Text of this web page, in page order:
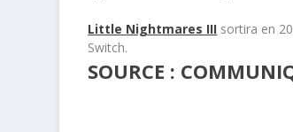
Little Nightmares III sortira en
Switch.
SOURCE :